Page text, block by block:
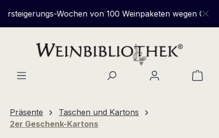
Zum Hauptinhalt springen
Wochen von 100 Weinpaketen wegen
Präsente
Taschen und Kartons
2er Geschenk-Kartons